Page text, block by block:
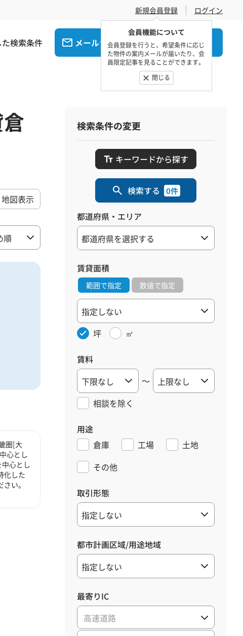
新規会員登録
会員機能について
会員登録を行うと、希望条件に応じ
た物件の案内メールが届いたり、会
員限定記事を見ることができます。
閉じる
ログイン
検索条件 メールでお問合せ 電話でお問合せ
地図表示
圏[大
心とし
心とし
化した
い。
検索条件の変更
キーワードから探す
検索する 0件
都道府県・エリア
賃貸面積
範囲で指定 数値で指定
坪 ㎡
賃料
～
相談を除く
用途
倉庫
工場
土地
その他
取引形態
都市計画区域/用途地域
最寄りIC
高速道路